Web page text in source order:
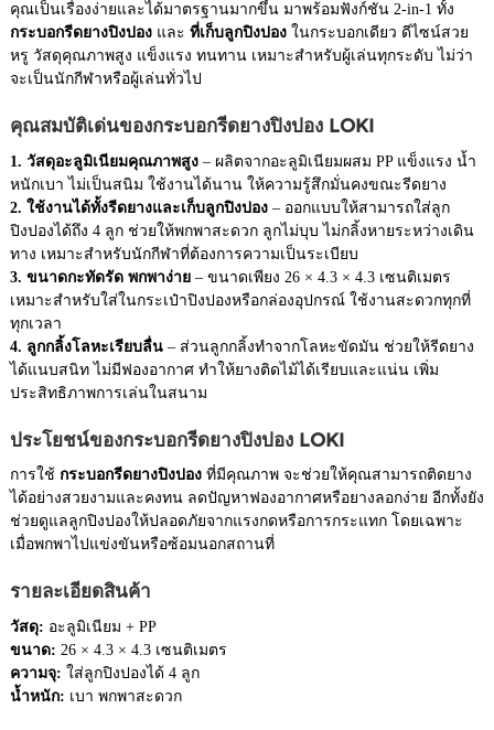
คุณเป็นเรื่องง่ายและได้มาตรฐานมากขึ้น มาพร้อมฟังก์ชัน 2-in-1 ทั้ง
กระบอกรีดยางปิงปอง และ ที่เก็บลูกปิงปอง ในกระบอกเดียว ดีไซน์สวย
หรู วัสดุคุณภาพสูง แข็งแรง ทนทาน เหมาะสำหรับผู้เล่นทุกระดับ ไม่ว่า
จะเป็นนักกีฬาหรือผู้เล่นทั่วไป
คุณสมบัติเด่นของกระบอกรีดยางปิงปอง LOKI
1. วัสดุอะลูมิเนียมคุณภาพสูง – ผลิตจากอะลูมิเนียมผสม PP แข็งแรง น้ำ
หนักเบา ไม่เป็นสนิม ใช้งานได้นาน ให้ความรู้สึกมั่นคงขณะรีดยาง
2. ใช้งานได้ทั้งรีดยางและเก็บลูกปิงปอง – ออกแบบให้สามารถใส่ลูก
ปิงปองได้ถึง 4 ลูก ช่วยให้พกพาสะดวก ลูกไม่บุบ ไม่กลิ้งหายระหว่างเดิน
ทาง เหมาะสำหรับนักกีฬาที่ต้องการความเป็นระเบียบ
3. ขนาดกะทัดรัด พกพาง่าย – ขนาดเพียง 26 × 4.3 × 4.3 เซนติเมตร
เหมาะสำหรับใส่ในกระเป๋าปิงปองหรือกล่องอุปกรณ์ ใช้งานสะดวกทุกที่
ทุกเวลา
4. ลูกกลิ้งโลหะเรียบลื่น – ส่วนลูกกลิ้งทำจากโลหะขัดมัน ช่วยให้รีดยาง
ได้แนบสนิท ไม่มีฟองอากาศ ทำให้ยางติดไม้ได้เรียบและแน่น เพิ่ม
ประสิทธิภาพการเล่นในสนาม
ประโยชน์ของกระบอกรีดยางปิงปอง LOKI
การใช้ กระบอกรีดยางปิงปอง ที่มีคุณภาพ จะช่วยให้คุณสามารถติดยาง
ได้อย่างสวยงามและคงทน ลดปัญหาฟองอากาศหรือยางลอกง่าย อีกทั้งยัง
ช่วยดูแลลูกปิงปองให้ปลอดภัยจากแรงกดหรือการกระแทก โดยเฉพาะ
เมื่อพกพาไปแข่งขันหรือซ้อมนอกสถานที่
รายละเอียดสินค้า
วัสดุ: อะลูมิเนียม + PP
ขนาด: 26 × 4.3 × 4.3 เซนติเมตร
ความจุ: ใส่ลูกปิงปองได้ 4 ลูก
น้ำหนัก: เบา พกพาสะดวก